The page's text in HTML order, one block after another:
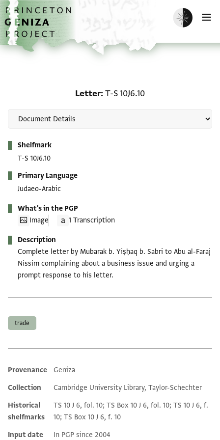
Skip to main content
home
Enable dark
Letter T-S 10J6.10
Shelfmark
T-S 10J6.10
Primary Language
Judaeo-Arabic
What's in the PGP
Image
1 Transcription
Description
Complete letter by Mubarak b. Yiṣḥaq b. Sabri to Abu al-Faraj
Nissim complaining about a business issue and urging a
prompt response to his letter.
trade
Additional metadata
Provenance
Geniza
Collection
Cambridge University Library, Taylor-Schechter
Historical
shelfmarks
TS 10 J 6, fol. 10; TS Box 10 J 6, fol. 10; TS 10 J 6, f.
10; TS Box 10 J 6, f. 10
Input date
In PGP since 2004